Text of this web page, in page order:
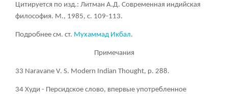
Цитируется по изд.: Литман А.Д. Современная индийская
философия. М., 1985, с. 109-113.
Подробнее см. ст. Мухаммад Икбал.
Примечания
33 Naravane V. S. Modern Indian Thought, р. 288.
34 Худи - Персидское слово, впервые употребленное